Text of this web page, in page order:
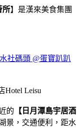
所】是漢來美食集團
社碼頭 @蛋寶趴趴
的 【日月潭島宇居酒
景，交通便利，距水